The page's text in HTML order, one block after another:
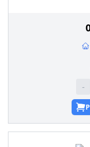
Kaste
Montāža/demontāža
Kvēlspuldzes cokola
-